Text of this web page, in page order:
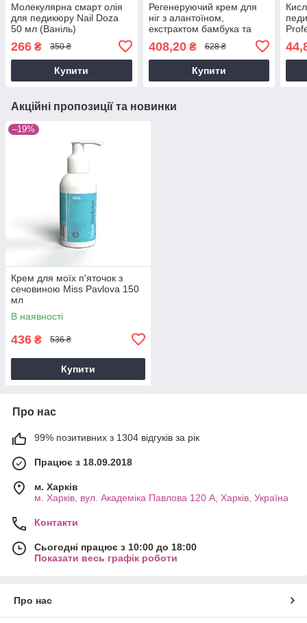
Молекулярна смарт олія
для педикюру Nail Doza
50 мл (Ваніль)
266 ₴ 350 ₴
Купити
Регенеруючий крем для
ніг з алантоїном,
екстрактом бамбука та
408,20₴ 628 ₴
Купити
Акційні пропозиції та новинки
–19%
Крем для моїх п'яточок з
сечовиною Miss Pavlova 150
мл
В наявності
436 ₴ 536 ₴
Купити
Про нас
99% позитивних з 1304 відгуків за рік
Працює з 18.09.2018
м. Харків
м. Харків, вул. Академіка Павлова 120 А, Харків, Україна
Контакти
Сьогодні працює з 10:00 до 18:00
Показати весь графік роботи
Про нас